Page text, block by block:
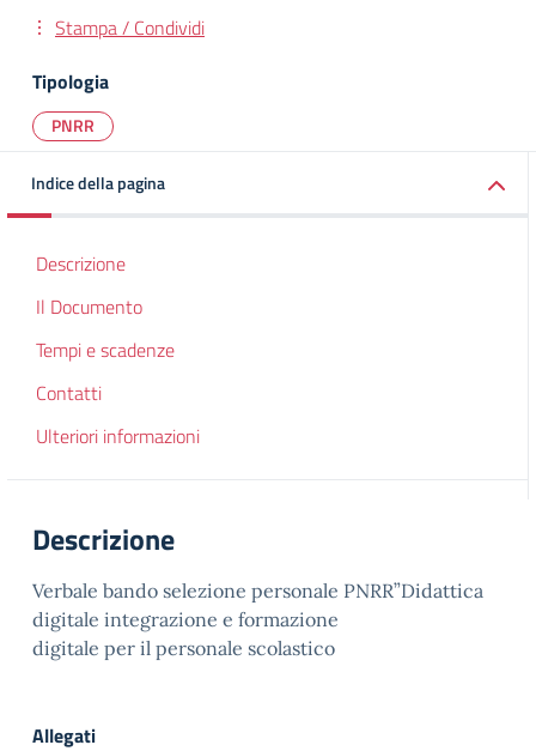
Stampa / Condividi
Tipologia
PNRR
Indice della pagina
Descrizione
Il Documento
Tempi e scadenze
Contatti
Ulteriori informazioni
Descrizione
Verbale bando selezione personale PNRR”Didattica
digitale integrazione e formazione
digitale per il personale scolastico
Allegati